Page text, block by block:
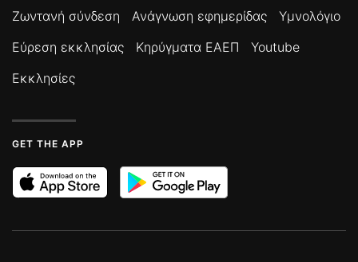
Ζωντανή σύνδεση Ανάγνωση εφημερίδας
Υμνολόγιο
Εύρεση εκκλησίας
Κηρύγματα ΕΑΕΠ
Youtube
Εκκλησίες
GET THE APP